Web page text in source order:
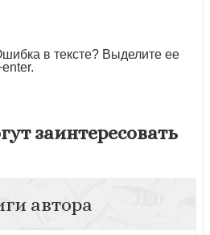
в тексте? Выделите ее
заинтересовать
автора